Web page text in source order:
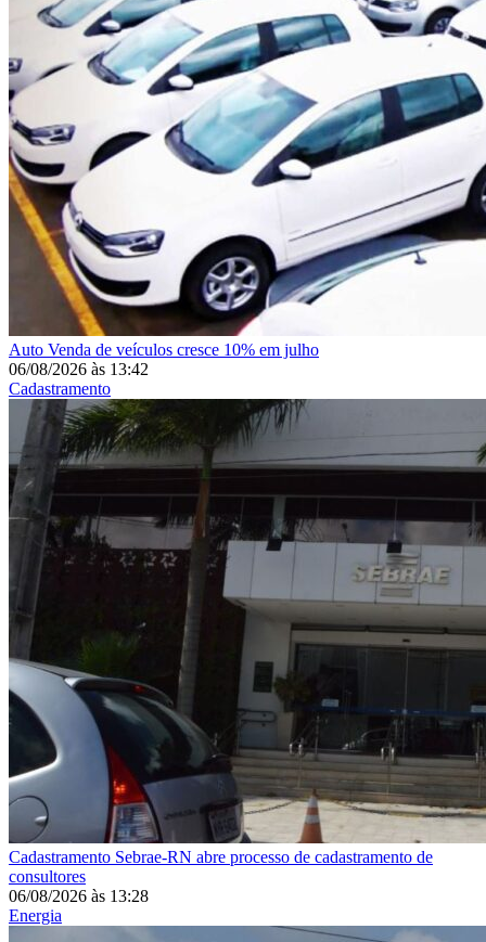
Auto Venda de veículos cresce 10% em julho
06/08/2026 às 13:42
Cadastramento
Cadastramento Sebrae-RN abre processo de cadastramento de
consultores
06/08/2026 às 13:28
Energia